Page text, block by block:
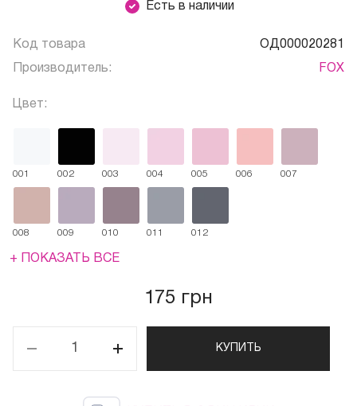
Есть в наличии
Код товара ОД000020281
Производитель: FOX
Цвет:
001 002 003 004 005 006 007
008 009 010 011 012
+ ПОКАЗАТЬ ВСЕ
175 грн
КУПИТЬ